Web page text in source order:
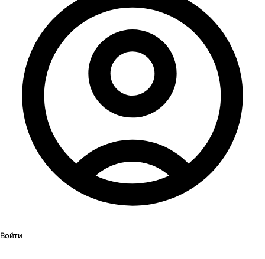
Войти